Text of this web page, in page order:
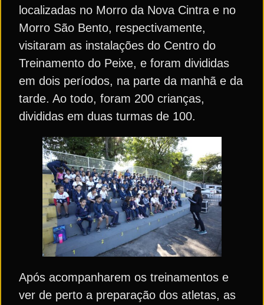
localizadas no Morro da Nova Cintra e no
Morro São Bento, respectivamente,
visitaram as instalações do Centro do
Treinamento do Peixe, e foram divididas
em dois períodos, na parte da manhã e da
tarde. Ao todo, foram 200 crianças,
divididas em duas turmas de 100.
Após acompanharem os treinamentos e
ver de perto a preparação dos atletas, as